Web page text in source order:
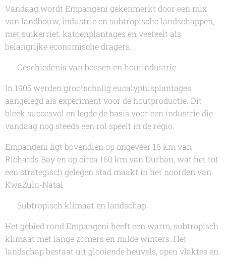
Vandaag wordt Empangeni gekenmerkt door een mix
van landbouw, industrie en subtropische landschappen,
met suikerriet, katoenplantages en veeteelt als
belangrijke economische dragers.
🌳 Geschiedenis van bossen en houtindustrie
In 1905 werden grootschalig eucalyptusplantages
aangelegd als experiment voor de houtproductie. Dit
bleek succesvol en legde de basis voor een industrie die
vandaag nog steeds een rol speelt in de regio.
Empangeni ligt bovendien op ongeveer 16 km van
Richards Bay en op circa 160 km van Durban, wat het tot
een strategisch gelegen stad maakt in het noorden van
KwaZulu-Natal.
🌾 Subtropisch klimaat en landschap
Het gebied rond Empangeni heeft een warm, subtropisch
klimaat met lange zomers en milde winters. Het
landschap bestaat uit glooiende heuvels, open vlaktes en